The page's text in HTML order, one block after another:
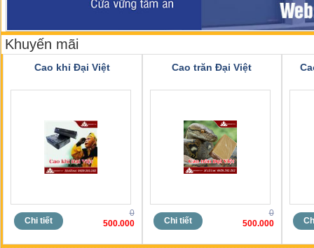
Khuyến mãi
Cao khỉ Đại Việt
Chi tiết
0
500.000
Cao trăn Đại Việt
Chi tiết
0
500.000